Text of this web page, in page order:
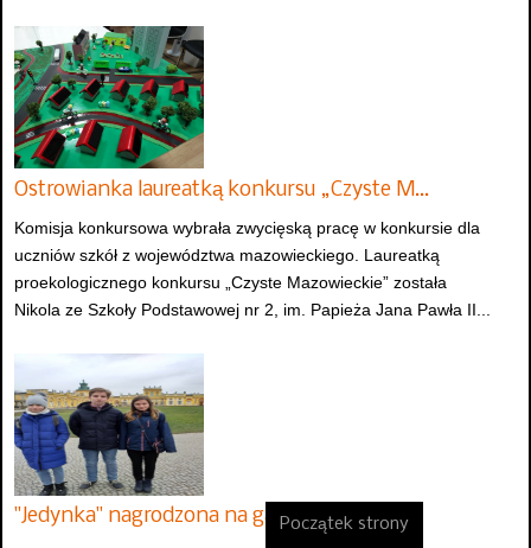
Ostrowianka laureatką konkursu „Czyste M…
Komisja konkursowa wybrała zwycięską pracę w konkursie dla
uczniów szkół z województwa mazowieckiego. Laureatką
proekologicznego konkursu „Czyste Mazowieckie” została
Nikola ze Szkoły Podstawowej nr 2, im. Papieża Jana Pawła II...
"Jedynka" nagrodzona na gali F…Początek strony